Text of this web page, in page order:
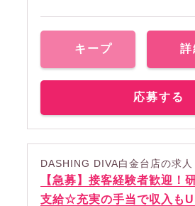
キープ 詳
応募する
DASHING DIVA白金台店の求人
【急募】接客経験者歓迎！
支給☆充実の手当で収入も